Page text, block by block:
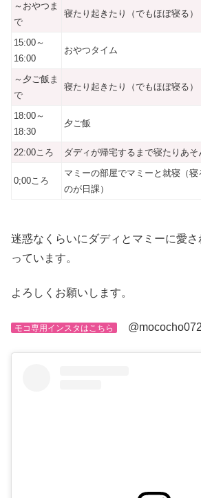
～おやつま
で
寝たり起きたり（でもほぼ寝る）
15:00～
16:00
おやつタイム
～夕ご飯ま
で
寝たり起きたり（でもほぼ寝る）
18:00～
18:30
夕ご飯
22:00ころ ダディが帰宅するまで寝たりあそ
0;00ころ
マミーの部屋でマミーと就寝（
のが日課）
迷惑なくらいにダディとマミーに愛
っています。
よろしくお願いします。
モコ専用インスタはこちら